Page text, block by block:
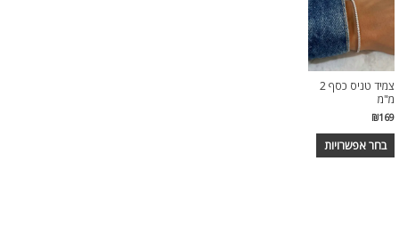
צמיד טניס כסף 2
מ"מ
₪169
בחר אפשרויות